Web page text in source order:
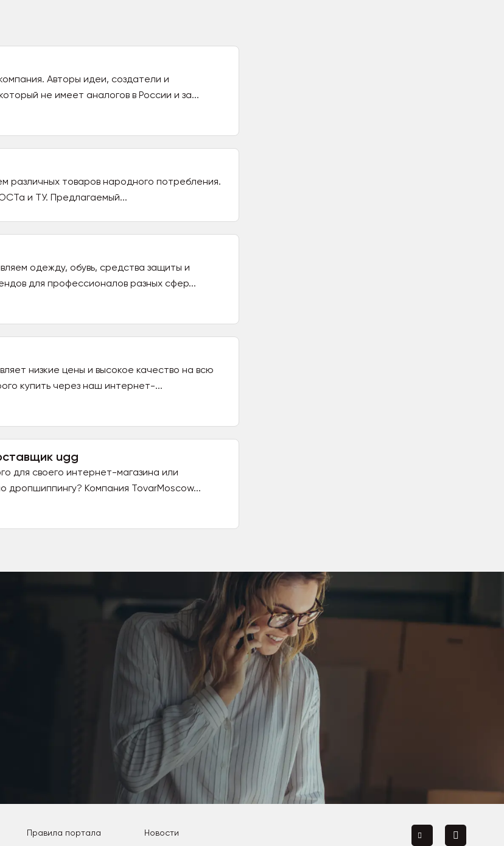
Авторы идеи, создатели и
не имеет аналогов в России и за...
различных товаров народного потребления.
и ТУ. Предлагаемый...
одежду, обувь, средства защиты и
для профессионалов разных сфер...
низкие цены и высокое качество на всю
купить через наш интернет-...
ugg
для своего интернет-магазина или
Компания TovarMoscow...
Правила портала
Новости